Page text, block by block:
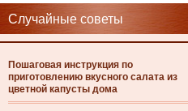
Случайные советы
Пошаговая инструкция по
приготовлению вкусного салата из
цветной капусты дома